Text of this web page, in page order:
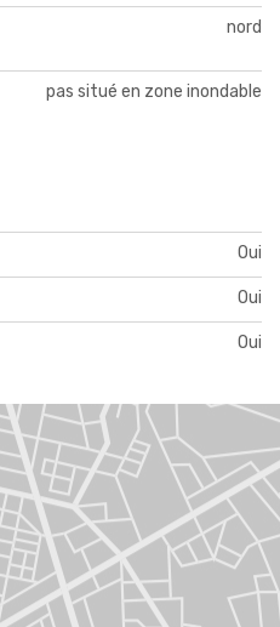
nord
pas situé en zone inondable
Oui
Oui
Oui